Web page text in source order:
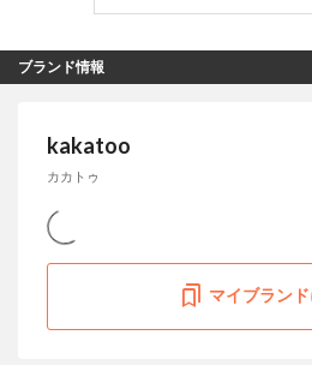
ブランド情報
kakatoo
カカトゥ
マイブラン